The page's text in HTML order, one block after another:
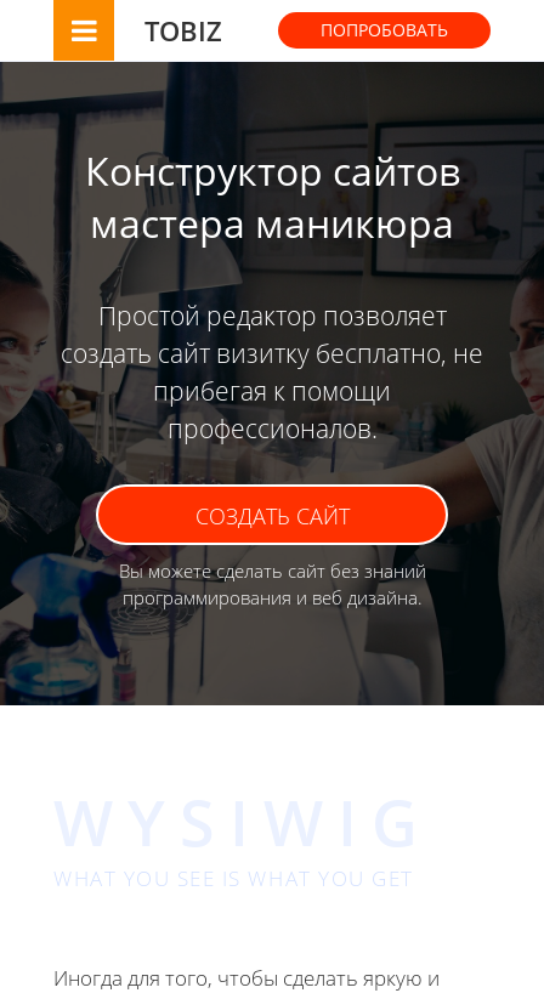
TOBIZ ПОПРОБОВАТЬ
Конструктор сайтов
мастера маникюра
Простой редактор позволяет
создать сайт визитку бесплатно, не
прибегая к помощи
профессионалов.
СОЗДАТЬ САЙТ
Вы можете сделать сайт без знаний
программирования и веб дизайна.
WHAT YOU SEE IS WHAT YOU GET
Иногда для того, чтобы сделать яркую и